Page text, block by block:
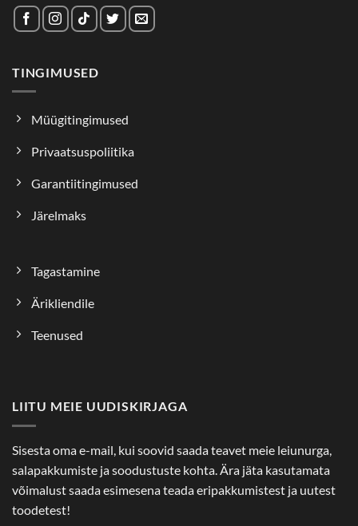
TINGIMUSED
Müügitingimused
Privaatsuspoliitika
Garantiitingimused
Järelmaks
Tagastamine
Ärikliendile
Teenused
LIITU MEIE UUDISKIRJAGA
Sisesta oma e-mail, kui soovid saada teavet meie leiunurga,
salapakkumiste ja soodustuste kohta. Ära jäta kasutamata
võimalust saada esimesena teada eripakkumistest ja uutest
toodetest!